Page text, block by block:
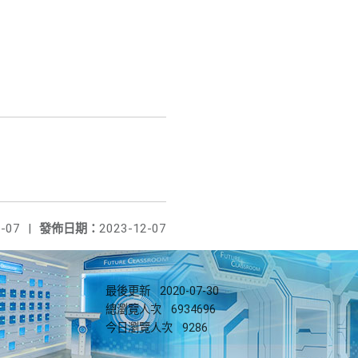
發佈日期： 2023-12-07
07 |
最後更新
2020-07-30
總瀏覽人次
6934696
今日瀏覽人次
9286